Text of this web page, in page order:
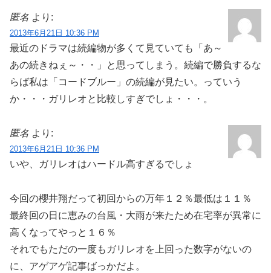
匿名 より:
2013年6月21日 10:36 PM
最近のドラマは続編物が多くて見ていても「あ～
あの続きねぇ～・・」と思ってしまう。続編で勝負するな
らば私は「コードブルー」の続編が見たい。っていう
か・・・ガリレオと比較しすぎでしょ・・・。
匿名 より:
2013年6月21日 10:36 PM
いや、ガリレオはハードル高すぎるでしょ
今回の櫻井翔だって初回からの万年１２％最低は１１％
最終回の日に恵みの台風・大雨が来たため在宅率が異常に
高くなってやっと１６％
それでもただの一度もガリレオを上回った数字がないの
に、アゲアゲ記事ばっかだよ。